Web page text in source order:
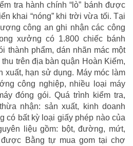
tra hành chính “lò” bánh được
khai “nóng” khi trời vừa tối. Tại
công an ghi nhận các công
xưởng có 1.800 chiếc bánh
thành phẩm, dán nhãn mác một
trên địa bàn quận Hoàn Kiếm,
xuất, hạn sử dụng. Máy móc làm
công nghiệp, nhiều loại máy
đóng gói. Quá trình kiểm tra,
nhận: sản xuất, kinh doanh
có bất kỳ loại giấy phép nào của
liệu gồm: bột, đường, mứt,
Bằng tự mua gom tại chợ